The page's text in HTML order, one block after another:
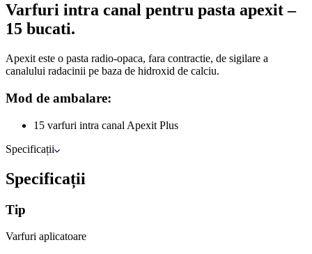
Varfuri intra canal pentru pasta apexit –
15 bucati.
Apexit este o pasta radio-opaca, fara contractie, de sigilare a
canalului radacinii pe baza de hidroxid de calciu.
Mod de ambalare:
15 varfuri intra canal Apexit Plus
Specificații
Specificații
Tip
Varfuri aplicatoare